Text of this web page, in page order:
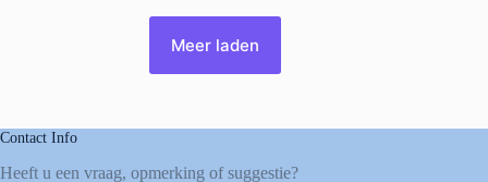
Meer laden
Contact Info
Heeft u een vraag, opmerking of suggestie?